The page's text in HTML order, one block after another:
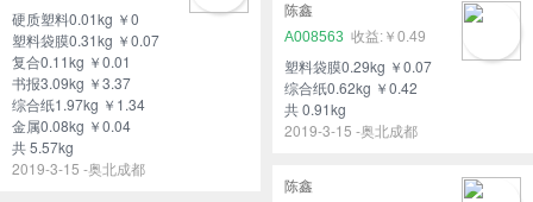
硬质塑料0.01kg ￥0
塑料袋膜0.31kg ￥0.07
复合0.11kg ￥0.01
书报3.09kg ￥3.37
综合纸1.97kg ￥1.34
金属0.08kg ￥0.04
共 5.57kg
2019-3-15 -奥北成都
陈鑫
A008563
￥0.49
塑料袋膜0.29kg ￥0.07
综合纸0.62kg ￥0.42
共 0.91kg
2019-3-15 -奥北成都
陈鑫